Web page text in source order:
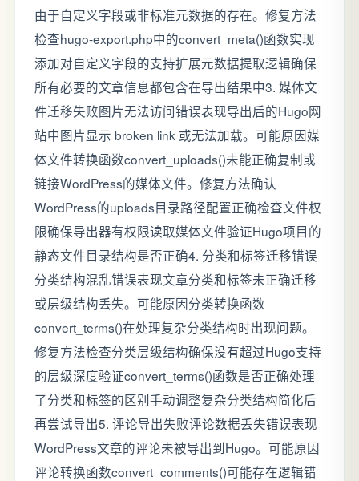
由于自定义字段或非标准元数据的存在。修复方法
检查hugo-export.php中的convert_meta()函数实现
添加对自定义字段的支持扩展元数据提取逻辑确保
所有必要的文章信息都包含在导出结果中3. 媒体文
件迁移失败图片无法访问错误表现导出后的Hugo网
站中图片显示 broken link 或无法加载。可能原因媒
体文件转换函数convert_uploads()未能正确复制或
链接WordPress的媒体文件。修复方法确认
WordPress的uploads目录路径配置正确检查文件权
限确保导出器有权限读取媒体文件验证Hugo项目的
静态文件目录结构是否正确4. 分类和标签迁移错误
分类结构混乱错误表现文章分类和标签未正确迁移
或层级结构丢失。可能原因分类转换函数
convert_terms()在处理复杂分类结构时出现问题。
修复方法检查分类层级结构确保没有超过Hugo支持
的层级深度验证convert_terms()函数是否正确处理
了分类和标签的区别手动调整复杂分类结构简化后
再尝试导出5. 评论导出失败评论数据丢失错误表现
WordPress文章的评论未被导出到Hugo。可能原因
评论转换函数convert_comments()可能存在逻辑错